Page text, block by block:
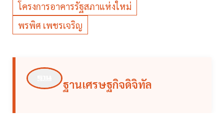
โครงการอาคารรัฐสภาแห่งใหม่
พรพิศ เพชรเจริญ
ฐานเศรษฐกิจดิจิทัล